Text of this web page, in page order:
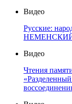
Видео
Русские:
НЕМЕНСКИЙ
Видео
Чтения